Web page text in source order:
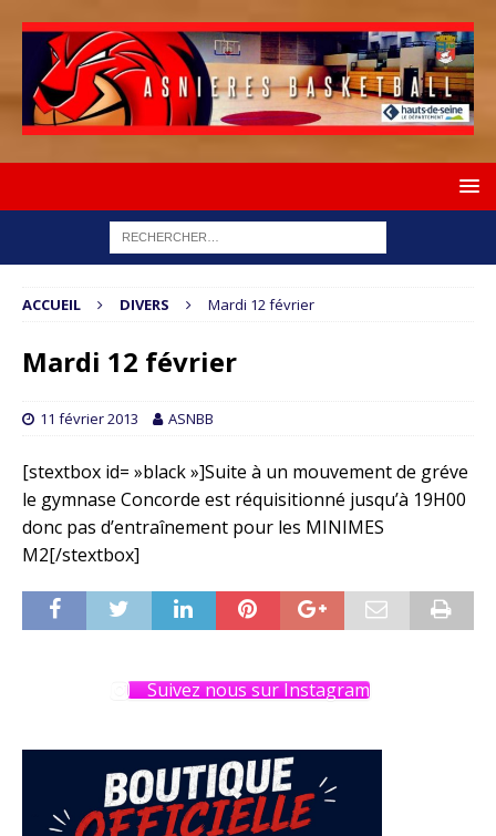
ACCUEIL DIVERS Mardi 12 février
Mardi 12 février
11 février 2013 ASNBB
[stextbox id= »black »]Suite à un mouvement de gréve
le gymnase Concorde est réquisitionné jusqu’à 19H00
donc pas d’entraînement pour les MINIMES
M2[/stextbox]
Suivez nous sur Instagram